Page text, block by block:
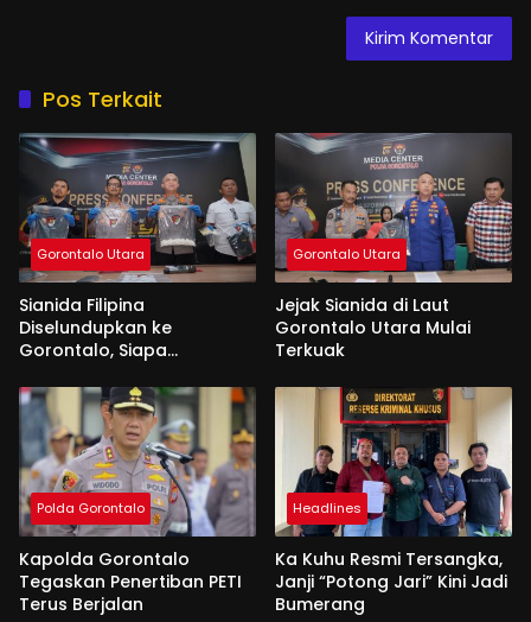
Pos Terkait
Gorontalo Utara
Sianida Filipina
Diselundupkan ke
Gorontalo, Siapa
Gorontalo Utara
Jejak Sianida di Laut
Gorontalo Utara Mulai
Terkuak
Polda Gorontalo
Kapolda Gorontalo
Tegaskan Penertiban PETI
Terus Berjalan
Headlines
Ka Kuhu Resmi Tersangka,
Janji “Potong Jari” Kini Jadi
Bumerang